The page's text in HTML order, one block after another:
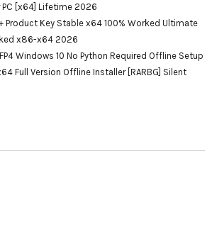
[x64] Lifetime 2026
Product Key Stable x64 100% Worked Ultimate
x86-x64 2026
Windows 10 No Python Required Offline Setup
Full Version Offline Installer [RARBG] Silent